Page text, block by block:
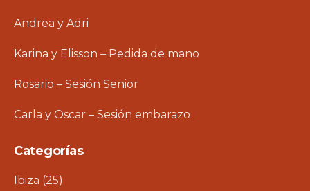
Andrea y Adri
Karina y Elisson – Pedida de mano
Rosario – Sesión Senior
Carla y Oscar – Sesión embarazo
Categorías
Ibiza (25)